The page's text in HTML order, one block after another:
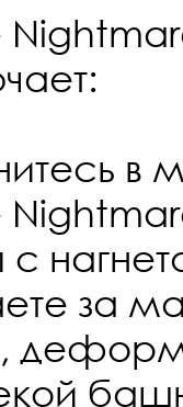
в
с
за